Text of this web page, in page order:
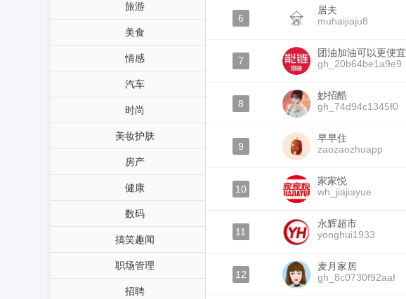
旅游
美食
情感
汽车
时尚
美妆护肤
房产
健康
数码
搞笑趣闻
职场管理
招聘
6
居夫
muhaijiaju8
7
团油加油可以更便宜
gh_20b64be1a9e9
8
妙招酷
gh_74d94c1345f0
9
早早住
zaozaozhuapp
10
家家悦
wh_jiajiayue
11
永辉超市
yonghui1933
12
麦月家居
gh_8c0730f92aaf